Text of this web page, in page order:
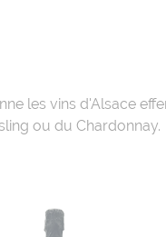
les vins d'Alsace
ou du Chardonnay.